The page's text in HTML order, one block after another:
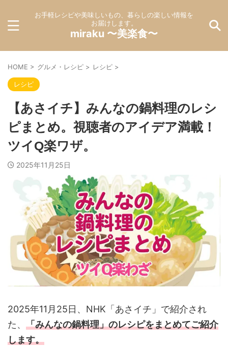
お手軽レシピや美味しいもの、暮らしの楽しい情報を
お届けします。
miraku 〜美楽食〜
HOME > グルメ・レシピ > レシピ >
レシピ
【あさイチ】みんなの鍋料理のレシ
ピまとめ。視聴者のアイデア満載！
ツイQ楽ワザ。
2025年11月25日
2025年11月25日、NHK「あさイチ」で紹介され
た、 「みんなの鍋料理」のレシピをまとめてご紹介
します。